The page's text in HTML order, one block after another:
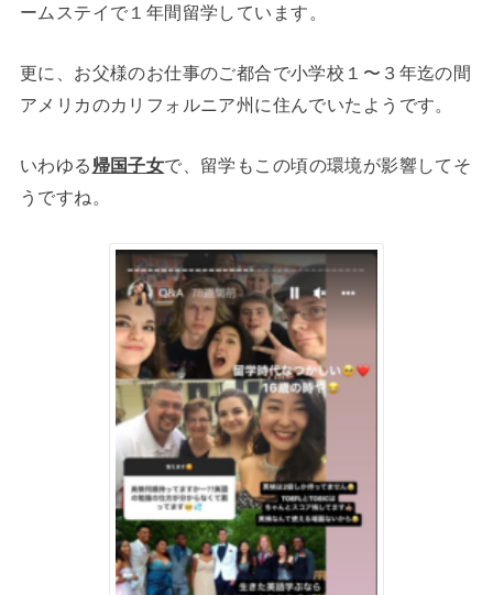
ームステイで １年間留学しています。
更に、お父様のお仕事のご都合で小学校１〜３年迄の間
アメリカのカリフォルニア州に住んでいたようです。
いわゆる 帰国子女で、留学もこの頃の環境が影響してそ
うですね。